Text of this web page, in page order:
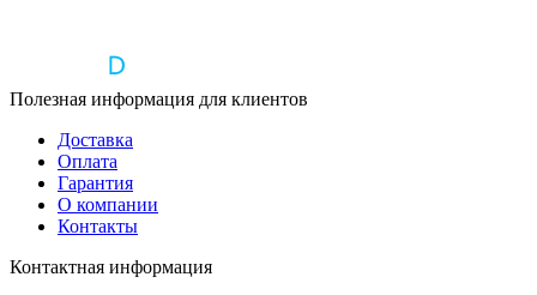
Полезная информация для клиентов
Доставка
Оплата
Гарантия
О компании
Контакты
Контактная информация